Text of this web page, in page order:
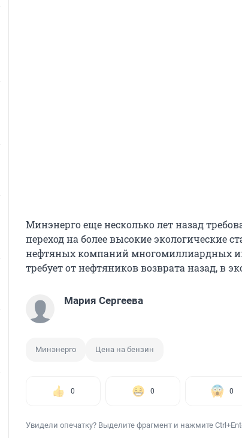
Минэнерго еще несколько лет назад
переход на более высокие экологические
нефтяных компаний многомиллиардных
требует от нефтяников возврата назад, в
Мария Сергеева
Минэнерго Цена на бензин
0 0 0
Увидели опечатку? Выделите фрагмент и нажмите